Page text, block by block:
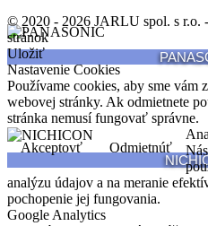
© 2020 - 2026 JARLU spol. s r.o.
stránok
Uložiť
Nastavenie Cookies
Používame cookies, aby sme vám
webovej stránky. Ak odmietnete
stránka nemusí fungovať správne.
Akceptovť
Odmietnúť
analýzu údajov a na meranie
pochopenie jej fungovania.
Google Analytics